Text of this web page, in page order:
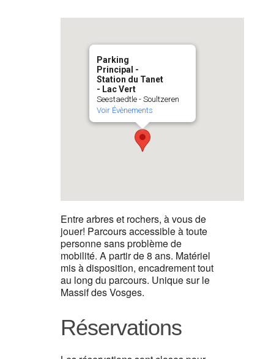
Parking
Principal -
Station du Tanet
- Lac Vert
Seestaedtle - Soultzeren
Voir Évènements
Entre arbres et rochers, à vous de
jouer! Parcours accessible à toute
personne sans problème de
mobilité. A partir de 8 ans. Matériel
mis à disposition, encadrement tout
au long du parcours. Unique sur le
Massif des Vosges.
Réservations